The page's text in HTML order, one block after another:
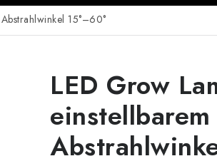
15°–60°
LED Grow
einstellbarem